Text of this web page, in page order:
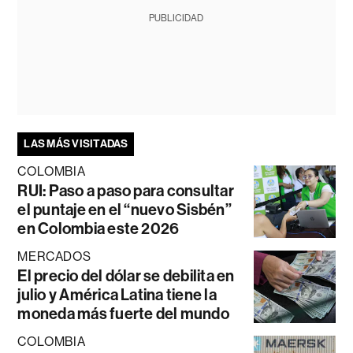
PUBLICIDAD
LAS MÁS VISITADAS
COLOMBIA
RUI: Paso a paso para consultar
el puntaje en el “nuevo Sisbén”
en Colombia este 2026
MERCADOS
El precio del dólar se debilita en
julio y América Latina tiene la
moneda más fuerte del mundo
COLOMBIA